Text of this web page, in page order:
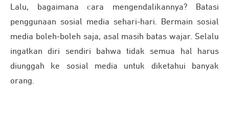
Lalu, bagaimana cara mengendalikannya? Batasi
penggunaan sosial media sehari-hari. Bermain sosial
media boleh-boleh saja, asal masih batas wajar. Selalu
ingatkan diri sendiri bahwa tidak semua hal harus
diunggah ke sosial media untuk diketahui banyak
orang.